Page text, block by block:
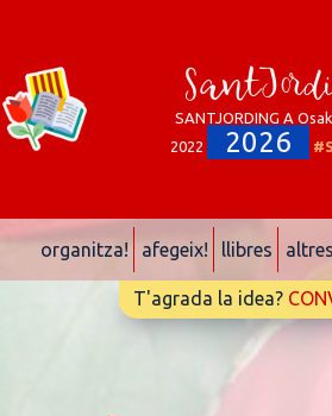
SANTJORDING A
2022
2026
organitza! afegeix! llibres altres
T'agrada la idea?